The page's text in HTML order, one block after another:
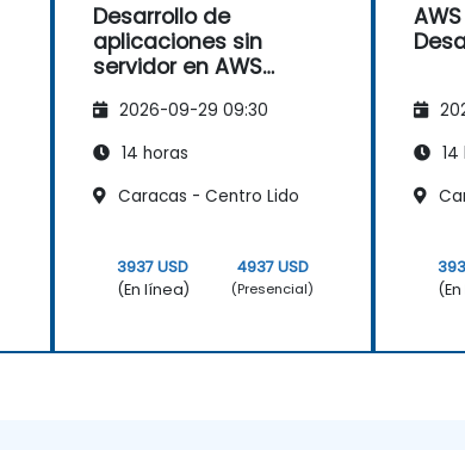
Desarrollo de
aplicaciones sin
servidor en AWS
2026-09-29 09:30
14 horas
Caracas - Centro Lido
3937 USD
(En línea)
4937 USD
(Presencial)
14